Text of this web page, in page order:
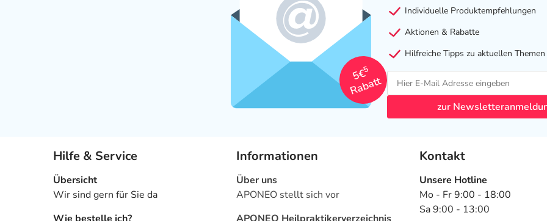
5€
5
Rabatt
Individuelle Produktempfehlungen
Aktionen & Rabatte
Hilfreiche Tipps zu aktuellen Themen
zur
Hilfe & Service
Übersicht
Wir sind gern für Sie da
Informationen
Über uns
APONEO stellt sich vor
Kontakt
Unsere Hotline
Mo - Fr 9:00 - 18:00
Sa 9:00 - 13:00